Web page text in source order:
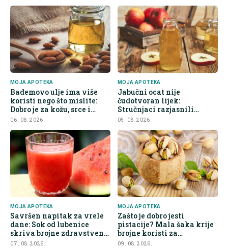
MOJA APOTEKA
Bademovo ulje ima više
koristi nego što mislite:
Dobro je za kožu, srce i
kontrolu apetita
06. 08. 2026.
MOJA APOTEKA
Jabučni ocat nije
čudotvoran lijek:
Stručnjaci razjasnili
najveće zablude
05. 08. 2026.
MOJA APOTEKA
Savršen napitak za vrele
dane: Sok od lubenice
skriva brojne zdravstvene
prednosti
07. 08. 2026.
MOJA APOTEKA
Zašto je dobro jesti
pistacije? Mala šaka krije
brojne koristi za
organizam
09. 08. 2026.